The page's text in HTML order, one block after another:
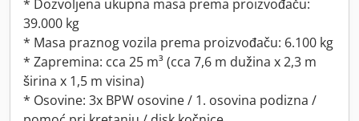
* Dozvoljena ukupna masa prema proizvođaču:
39.000 kg
* Masa praznog vozila prema proizvođaču: 6.100 kg
* Zapremina: cca 25 m³ (cca 7,6 m dužina x 2,3 m
širina x 1,5 m visina)
* Osovine: 3x BPW osovine / 1. osovina podizna /